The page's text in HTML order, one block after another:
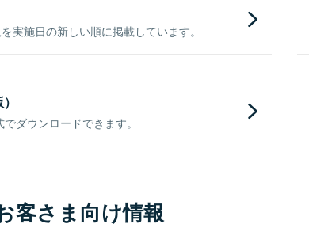
実施日の新しい順に掲載しています。
ダウンロードできます。
客さま向け情報